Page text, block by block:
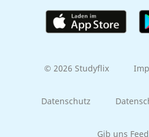
© 2026 Studyflix
Datenschutz
Gib uns